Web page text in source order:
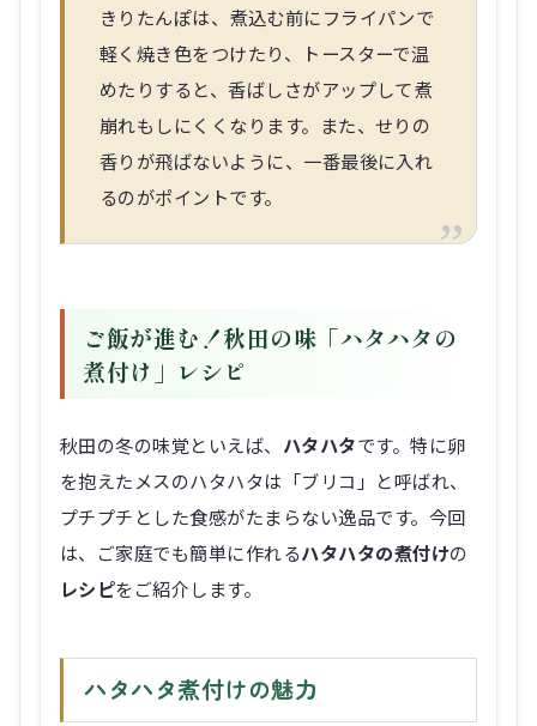
きりたんぽは、煮込む前にフライパンで
軽く焼き色をつけたり、トースターで温
めたりすると、香ばしさがアップして煮
崩れもしにくくなります。また、せりの
香りが飛ばないように、一番最後に入れ
るのがポイントです。
ご飯が進む！秋田の味「ハタハタの
煮付け」レシピ
秋田の冬の味覚といえば、 ハタハタです。特に卵
を抱えたメスのハタハタは「ブリコ」と呼ばれ、
プチプチとした食感がたまらない逸品です。今回
は、ご家庭でも簡単に作れるハタハタの煮付けの
レシピをご紹介します。
ハタハタ煮付けの魅力